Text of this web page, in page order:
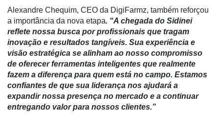
Dados
e
Análise
E-
Commerce
Informatização
Agricultura
Vertical
Alexandre Chequim, CEO da DigiFarmz, também reforçou
a importância da nova etapa. “A chegada do Sidinei
reflete nossa busca por profissionais que tragam
inovação e resultados tangíveis. Sua experiência e
visão estratégica se alinham ao nosso compromisso
de oferecer ferramentas inteligentes que realmente
fazem a diferença para quem está no campo. Estamos
confiantes de que sua liderança nos ajudará a
expandir nossa presença no mercado e a continuar
entregando valor para nossos clientes.”